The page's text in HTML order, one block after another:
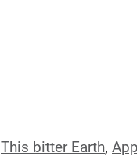
This bitter Earth,